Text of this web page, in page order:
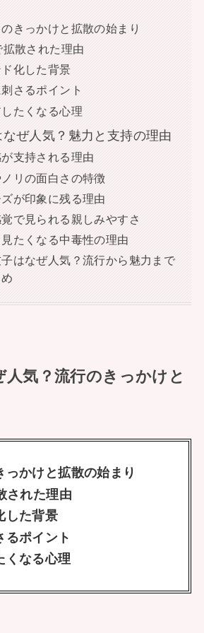
きっかけと拡散の始まり
散された理由
ド化した背景
さるポイント
たくなる心理
ぜ人気？魅力と支持の理由
が支持される理由
リの面白さの特徴
が印象に残る理由
で見られる親しみやすさ
たくなる中毒性の理由
はなぜ人気？流行から魅力まで
人気？流行のきっかけと
っかけと拡散の始まり
された理由
した背景
るポイント
くなる心理